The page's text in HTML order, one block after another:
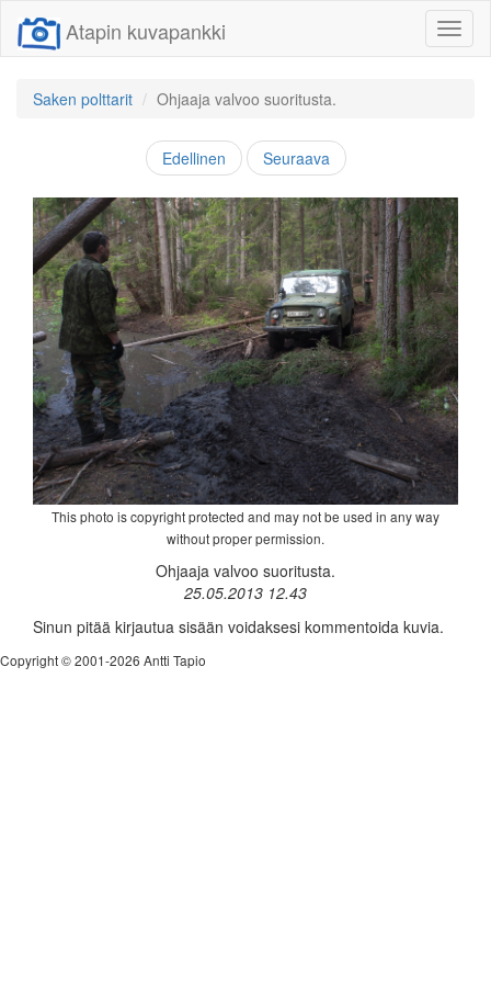
linkit
Atapin kuvapankki
Saken polttarit Ohjaaja valvoo suoritusta.
Edellinen Seuraava
This photo is copyright protected and may not be used in any way
without proper permission.
Ohjaaja valvoo suoritusta.
25.05.2013 12.43
Sinun pitää kirjautua sisään voidaksesi kommentoida kuvia.
Copyright © 2001-2026 Antti Tapio